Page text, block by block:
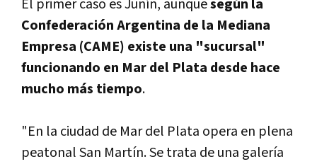
El primer caso es Juní­n, aunquesegún la
Confederación Argentina de la Mediana
Empresa (CAME) existe una "sucursal"
funcionando en Mar del Plata desde hace
mucho más tiempo.
"En la ciudad de Mar del Plata opera en plena
peatonal San Martí­n. Se trata de una galerí­a